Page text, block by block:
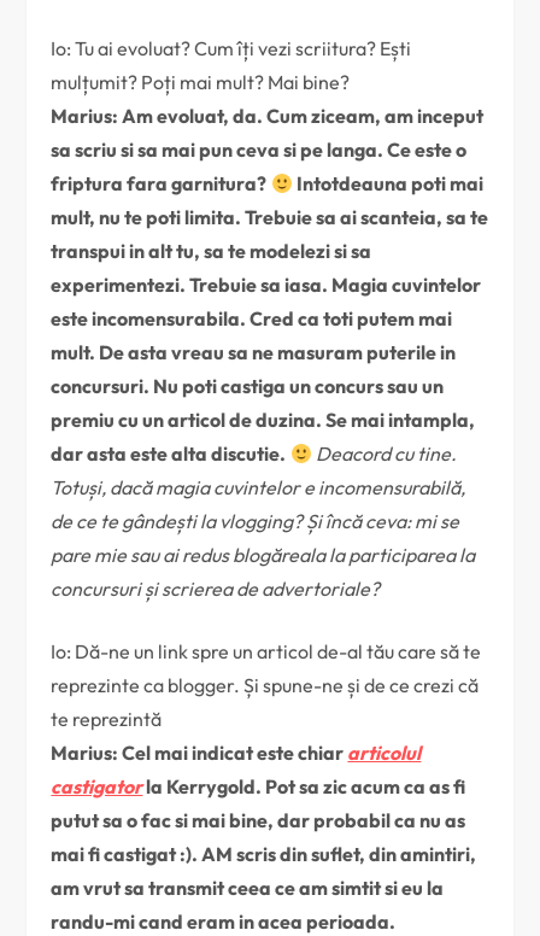
Io: Tu ai evoluat? Cum îți vezi scriitura? Ești
mulțumit? Poți mai mult? Mai bine?
Marius: Am evoluat, da. Cum ziceam, am inceput
sa scriu si sa mai pun ceva si pe langa. Ce este o
friptura fara garnitura?
Intotdeauna poti mai
mult, nu te poti limita. Trebuie sa ai scanteia, sa te
transpui in alt tu, sa te modelezi si sa
experimentezi. Trebuie sa iasa. Magia cuvintelor
este incomensurabila. Cred ca toti putem mai
mult. De asta vreau sa ne masuram puterile in
concursuri. Nu poti castiga un concurs sau un
premiu cu un articol de duzina. Se mai intampla,
dar asta este alta discutie.
Deacord cu tine.
Totuși, dacă magia cuvintelor e incomensurabilă,
de ce te gândești la vlogging? Și încă ceva: mi se
pare mie sau ai redus blogăreala la participarea la
concursuri și scrierea de advertoriale?
Io: Dă-ne un link spre un articol de-al tău care să te
reprezinte ca blogger. Și spune-ne și de ce crezi că
te reprezintă
Marius: Cel mai indicat este chiar articolul
castigatorla Kerrygold. Pot sa zic acum ca as fi
putut sa o fac si mai bine, dar probabil ca nu as
mai fi castigat :). AM scris din suflet, din amintiri,
am vrut sa transmit ceea ce am simtit si eu la
randu-mi cand eram in acea perioada.